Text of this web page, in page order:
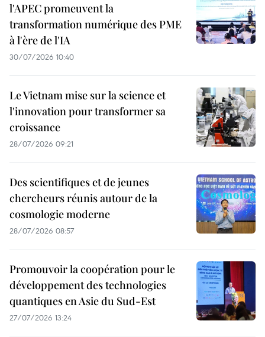
l'APEC promeuvent la
transformation numérique des PME
à l'ère de l'IA
30/07/2026 10:40
Le Vietnam mise sur la science et
l'innovation pour transformer sa
croissance
28/07/2026 09:21
Des scientifiques et de jeunes
chercheurs réunis autour de la
cosmologie moderne
28/07/2026 08:57
Promouvoir la coopération pour le
développement des technologies
quantiques en Asie du Sud-Est
27/07/2026 13:24